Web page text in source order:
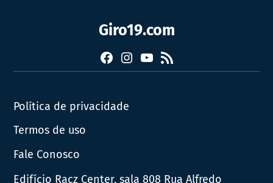
Giro19.com
FacebookInstagram
YouTube
RSS
Política de privacidade
Termos de uso
Fale Conosco
Edifício Racz Center, sala 808 Rua Alfredo